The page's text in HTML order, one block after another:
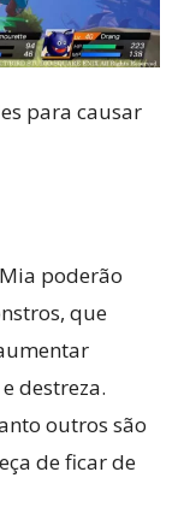
para causar
poderão
que
destreza.
outros são
de ficar de